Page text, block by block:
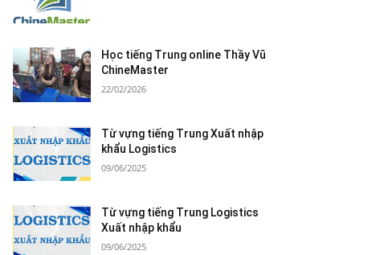
Học tiếng Trung online Thầy Vũ
ChineMaster
22/02/2026
Từ vựng tiếng Trung Xuất nhập
khẩu Logistics
09/06/2025
Từ vựng tiếng Trung Logistics
Xuất nhập khẩu
09/06/2025